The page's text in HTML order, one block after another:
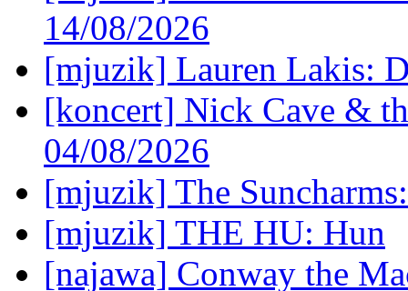
14/08/2026
[mjuzik] Lauren Lakis:
[koncert] Nick Cave &
04/08/2026
[mjuzik] The
[mjuzik] THE HU: Hun
[najawa] Conway the